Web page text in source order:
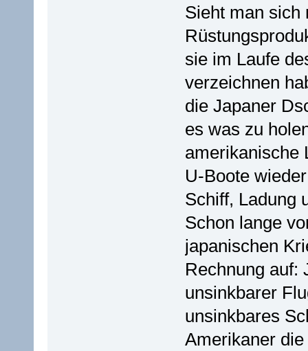
Sieht man sich
sie im Laufe
verzeichnen
die Japaner
es was zu
amerikanische
U-Boote
Schiff, Ladung
Schon lange
japanischen
Rechnung auf:
unsinkbarer
unsinkbares
Amerikaner